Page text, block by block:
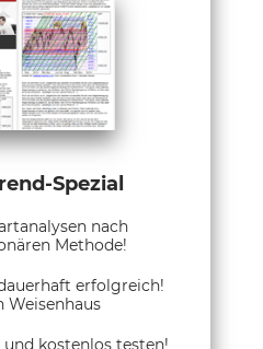
Spezial
nach
Methode!
erfolgreich!
Weisenhaus
kostenlos testen!